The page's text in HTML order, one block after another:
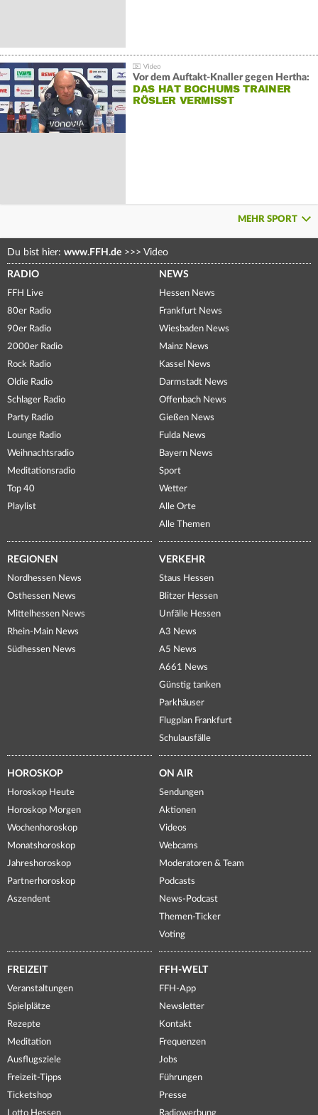
Vor dem Auftakt-Knaller gegen Hertha:
DAS HAT BOCHUMS TRAINER
RÖSLER VERMISST
MEHR SPORT
Du bist hier: www.FFH.de >>> Video
RADIO
FFH Live
80er Radio
90er Radio
2000er Radio
Rock Radio
Oldie Radio
Schlager Radio
Party Radio
Lounge Radio
Weihnachtsradio
Meditationsradio
Top 40
Playlist
NEWS
Hessen News
Frankfurt News
Wiesbaden News
Mainz News
Kassel News
Darmstadt News
Offenbach News
Gießen News
Fulda News
Bayern News
Sport
Wetter
Alle Orte
Alle Themen
REGIONEN
Nordhessen News
Osthessen News
Mittelhessen News
Rhein-Main News
Südhessen News
VERKEHR
Staus Hessen
Blitzer Hessen
Unfälle Hessen
A3 News
A5 News
A661 News
Günstig tanken
Parkhäuser
Flugplan Frankfurt
Schulausfälle
HOROSKOP
Horoskop Heute
Horoskop Morgen
Wochenhoroskop
Monatshoroskop
Jahreshoroskop
Partnerhoroskop
Aszendent
ON AIR
Sendungen
Aktionen
Videos
Webcams
Moderatoren & Team
Podcasts
News-Podcast
Themen-Ticker
Voting
FREIZEIT
Veranstaltungen
Spielplätze
Rezepte
Meditation
Ausflugsziele
Freizeit-Tipps
Ticketshop
Lotto Hessen
FFH-WELT
FFH-App
Newsletter
Kontakt
Frequenzen
Jobs
Führungen
Presse
Radiowerbung